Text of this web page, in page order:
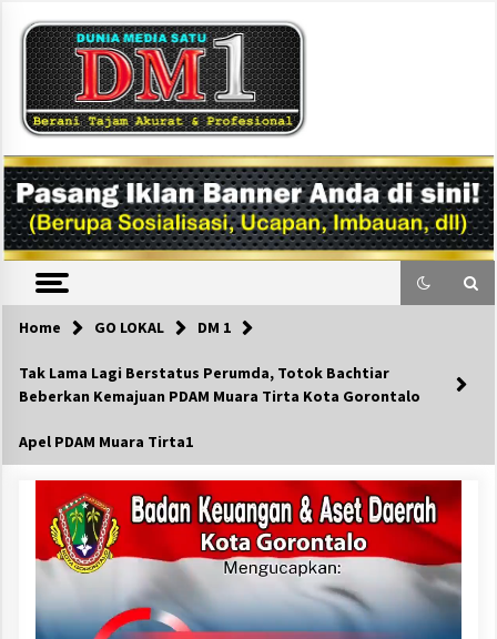
content
DM1
Home GO LOKAL DM 1
Tak Lama Lagi Berstatus Perumda, Totok Bachtiar
Beberkan Kemajuan PDAM Muara Tirta Kota Gorontalo
Apel PDAM Muara Tirta1